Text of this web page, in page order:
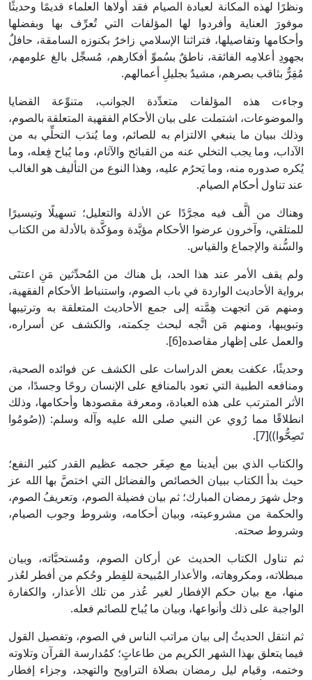
ونظرًا لهذه المكانة لعبادة الصيام فقد أولاها العلماء قديمًا وحديثًا
موفورَ العناية وأفردوا لها المؤلفات التي تُعرِّف بها وبفضلها
وأحكامها وتفاصيلها، فتراثنا الإسلامي زاخرٌ بكنوزه السامقة، حافلٌ
بجهودِ أعلامِه الفائقة، ناطقٌ بسُموِّ أفكارهم، مُسجِّل بالغ علومهم،
مُقِرٌّ بثاقب بصرهم، مشيدٌ بجليلِ أعمالهم.
وجاءت هذه المؤلفات متعدِّدة الجوانب، متنوِّعة القضايا
والموضوعات، اشتملت على بيان الأحكام الفقهية المتعلقة بالصوم،
وذلك ببيان ما ينبغي الالتزام به للصائم، وما يُندَب التحلِّي به من
الآداب، وما يجب التخلي عنه من القبائح والآثام، وما يُباح فِعله، وما
يُكره صدوره منه، وما يَحرُم عليه، وهذا النوع من التأليف هو الغالب
عند تناول أحكام الصيام.
وهناك من ألَّف فيه مجرَّدًا عن الأدلة والتعليل؛ تسهيلًا وتيسيرًا
للمتلقي، وآخرون عرضوا الأحكام مؤيَّدة ومؤكَّدة بالأدلة من الكتاب
والسُّنة والإجماع والقياس.
ولم يقف الأمر عند هذا الحد، بل هناك من المُحدِّثين مَنِ اعتنَى
برواية الأحاديث الواردة في باب الصوم، واستنباط الأحكام الفقهية،
ومنهم مَن اتجهت هِمَّته إلى جمع الأحاديث المتعلقة به وترتيبها
وتبويبها، ومنهم مَن اتَّجه لبحث حِكمته، والكشف عن أسراره،
والعمل على إظهار مقاصده‏[6].
وحديثًا، عكفت بعض الدراسات على الكشف عن فوائده الصحية،
ومنافعه الطبية التي تعود بالمنافع على الإنسان روحًا وجسدًا، من
الأثر المترتب على هذه العبادة، ومعرفة مقصودها وأحكامها، وذلك
انطلاقًا مما رُوي عن النبي صلى الله عليه وآله وسلم: ((صُومُوا
تَصِحُّوا))‏[7].
والكتاب الذي بين أيدينا مع صِغَر حجمه عظيم القدر كثير النفع؛
حيث بدأ الكتاب ببيان الخصائص والفضائل التي اختصَّ بها الله عز
وجل شهرَ رمضان المبارك؛ ثم بيان فضيلة الصوم، وتعريفُ الصوم،
والحكمة من مشروعيته، وبيان أحكامه، وشروط وجوب الصيام،
وشروط صحته.
ثم تناول الكتاب الحديث عن أركان الصوم، ومُستحبَّاته، وبيان
مبطلاته، ومكروهاته، والأعذار المُبيحة للفِطر وحُكم من أفطر لعُذر
منها، مع بيان حكم الإفطار لغير عُذر من تلك الأعذار، والكفارة
الواجبة على ذلك وأنواعها، وبيان ما يُباح للصائم فعله.
ثم انتقل الحديثُ إلى بيان مراتب الناس في الصوم، وتفصيل القول
فيما يتعلق بهذا الشهر الكريم من طاعاتٍ؛ كمُدارسة القرآن وتلاوته
وختمه، وقيام ليل رمضان بصلاة التراويح والتهجد، وجزاء إفطار